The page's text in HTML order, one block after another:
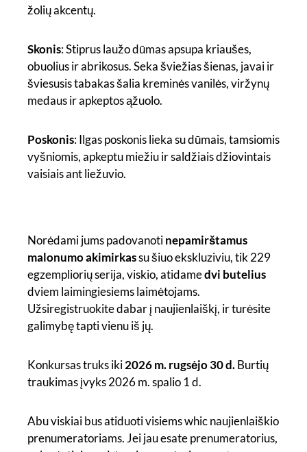
žolių akcentų.
Skonis: Stiprus laužo dūmas apsupa kriaušes,
obuolius ir abrikosus. Seka šviežias šienas, javai ir
šviesusis tabakas šalia kreminės vanilės, viržynų
medaus ir apkeptos ąžuolo.
Poskonis: Ilgas poskonis lieka su dūmais, tamsiomis
vyšniomis, apkeptu miežiu ir saldžiais džiovintais
vaisiais ant liežuvio.
Norėdami jums padovanotinepamirštamus
malonumo akimirkassu šiuo ekskluziviu, tik 229
egzempliorių serija, viskio, atidamedvi butelius
dviem laimingiesiems laimėtojams.
Užsiregistruokite dabar į naujienlaiškį, ir turėsite
galimybę tapti vienu iš jų.
Konkursas truks iki2026 m. rugsėjo 30 d.Burtių
traukimas įvyks 2026 m. spalio 1 d.
Abu viskiai bus atiduoti visiems whic naujienlaiškio
prenumeratoriams. Jei jau esate prenumeratorius,